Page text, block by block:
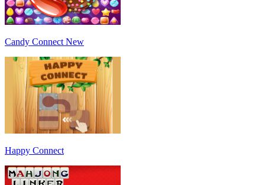
Candy Connect New
Happy Connect